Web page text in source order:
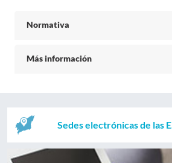
Normativa
Más información
Sedes electrónicas de las